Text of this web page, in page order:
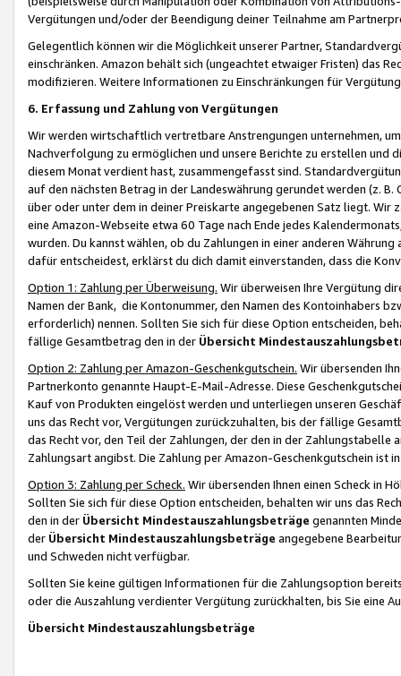
Vergütungen und/oder der Beendigung deiner Teilnahme am
Gelegentlich können wir die Möglichkeit unserer Partner,
einschränken. Amazon behält sich (ungeachtet etwaiger Fristen) das
modifizieren. Weitere Informationen zu Einschränkungen für
6. Erfassung und Zahlung von Vergütungen
Wir werden wirtschaftlich vertretbare Anstrengungen unternehmen,
Nachverfolgung zu ermöglichen und unsere Berichte zu erstellen und
diesem Monat verdient hast, zusammengefasst sind.
auf den nächsten Betrag in der Landeswährung gerundet werden (z.
über oder unter dem in deiner Preiskarte angegebenen Satz liegt.
eine Amazon-Webseite etwa 60 Tage nach Ende jedes
wurden. Du kannst wählen, ob du Zahlungen in einer anderen
dafür entscheidest, erklärst du dich damit einverstanden, dass die
Option 1: Zahlung per Überweisung. Wir überweisen Ihre Vergütung
Namen der Bank, die Kontonummer, den Namen des Kontoinhabers
erforderlich) nennen. Sollten Sie sich für diese Option entscheiden,
fällige Gesamtbetrag den in der Übersicht
Option 2: Zahlung per Amazon-Geschenkgutschein. Wir übersenden
Partnerkonto genannte Haupt-E-Mail-Adresse. Diese
Kauf von Produkten eingelöst werden und unterliegen unseren
uns das Recht vor, Vergütungen zurückzuhalten, bis der fällige
das Recht vor, den Teil der Zahlungen, der den in der
Zahlungsart angibst. Die Zahlung per Amazon-Geschenkgutschein ist
Option 3: Zahlung per Scheck. Wir übersenden Ihnen einen Scheck in
Sollten Sie sich für diese Option entscheiden, behalten wir uns das
den in der Übersicht Mindestauszahlungsbeträge genannten
der Übersicht Mindestauszahlungsbeträge angegebene
und Schweden nicht verfügbar.
Sollten Sie keine gültigen Informationen für die Zahlungsoption
oder die Auszahlung verdienter Vergütung zurückhalten, bis Sie
Übersicht Mindestauszahlungsbeträge